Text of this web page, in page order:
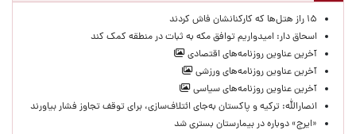
۱۵ راز هتل‌ها که کارکنانشان فاش کردند
اسحاق دار: امیدواریم توافق مکه به ثبات در منطقه کمک کند
آخرین عناوین روزنامه‌های اقتصادی
آخرین عناوین روزنامه‌های ورزشی
آخرین عناوین روزنامه‌های سیاسی
انصارالله: ترکیه و پاکستان به‌جای ائتلاف‌سازی، برای توقف تجاوز فشار بیاورند
«ایرج» دوباره در بیمارستان بستری شد